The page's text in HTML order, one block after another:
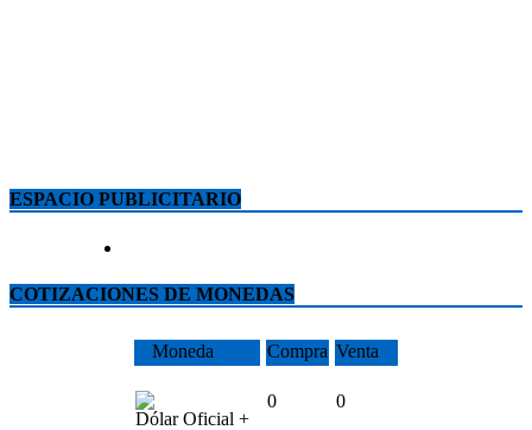
ESPACIO PUBLICITARIO
COTIZACIONES DE MONEDAS
Moneda Compra Venta
Dólar Oficial +
0 0